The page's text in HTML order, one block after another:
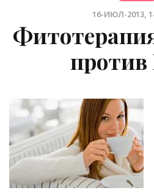
16-ИЮЛ-2013,